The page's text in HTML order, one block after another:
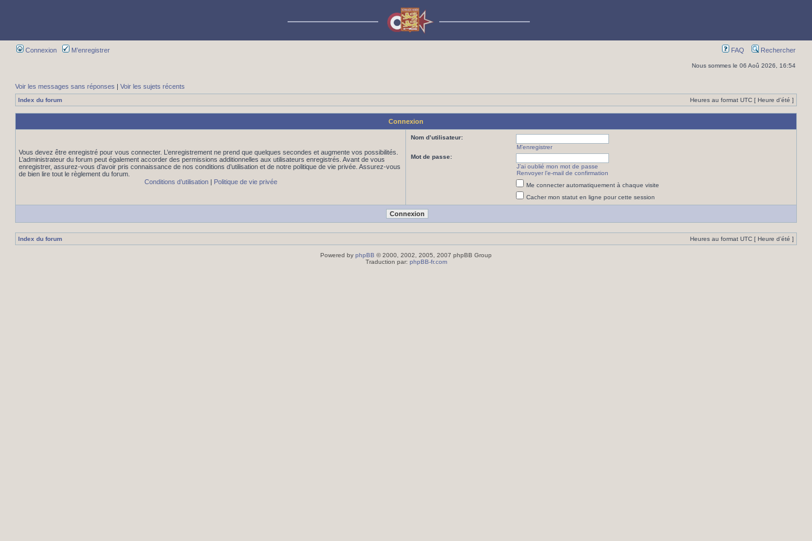
Connexion M’enregistrer FAQ Rechercher
Nous sommes le 06 Aoû 2026, 16:54
Voir les messages sans réponses | Voir les sujets récents
Index du forum Heures au format UTC [ Heure d’été ]
Connexion
Vous devez être enregistré pour vous connecter. L’enregistrement ne prend que quelques secondes et augmente vos possibilités.
L’administrateur du forum peut également accorder des permissions additionnelles aux utilisateurs enregistrés. Avant de vous
enregistrer, assurez-vous d’avoir pris connaissance de nos conditions d’utilisation et de notre politique de vie privée. Assurez-vous
de bien lire tout le règlement du forum.
Conditions d’utilisation| Politique de vie privée
Nom d’utilisateur:
M’enregistrer
Mot de passe:
J’ai oublié mon mot de passe
Renvoyer l’e-mail de confirmation
Me connecter automatiquement à chaque visite
Cacher mon statut en ligne pour cette session
Index du forum Heures au format UTC [ Heure d’été ]
Powered by phpBB © 2000, 2002, 2005, 2007 phpBB Group
Traduction par: phpBB-fr.com